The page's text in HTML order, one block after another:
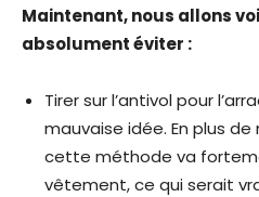
Maintenant, nous allons
absolument éviter :
Tirer sur l’antivol pour
mauvaise idée. En plus
cette méthode va
vêtement, ce qui serait